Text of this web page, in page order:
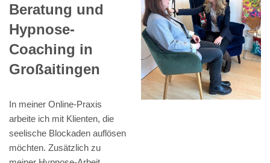
Beratung und
Hypnose-
Coaching in
Großaitingen
In meiner Online-Praxis
arbeite ich mit Klienten, die
seelische Blockaden auflösen
möchten. Zusätzlich zu